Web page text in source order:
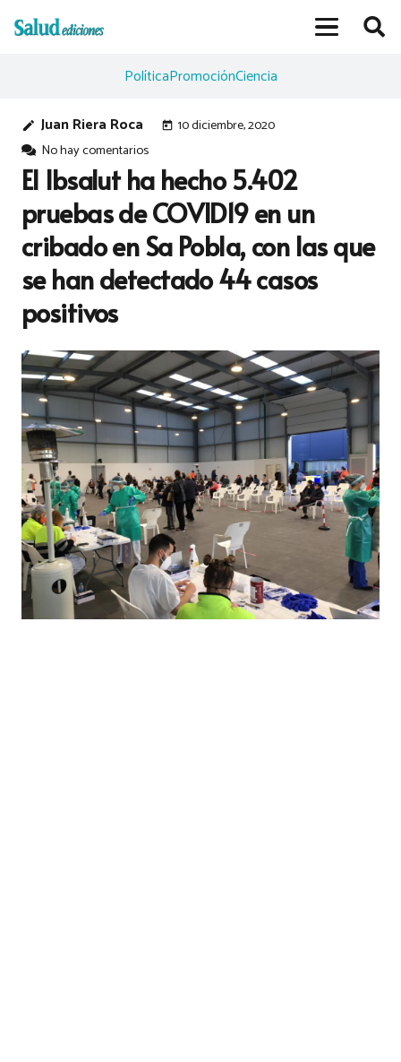
PolíticaPromociónCiencia
edit Juan Riera Roca today 10 diciembre, 2020
No hay comentarios
El Ibsalut ha hecho 5.402
pruebas de COVID19 en un
cribado en Sa Pobla, con las que
se han detectado 44 casos
positivos